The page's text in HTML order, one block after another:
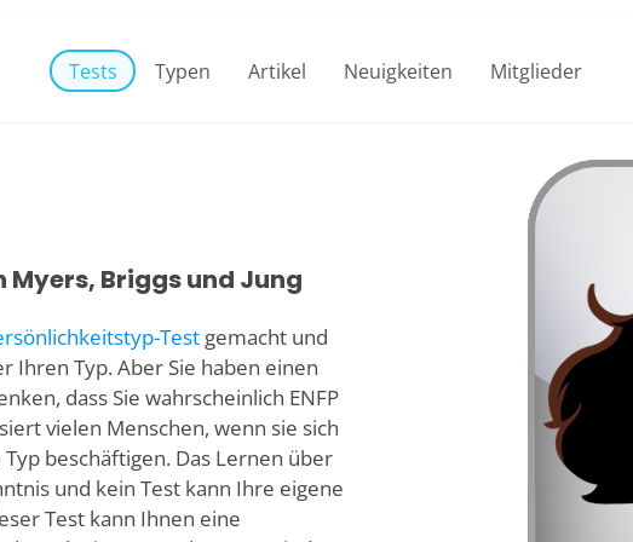
Tests Typen Artikel Neuigkeiten Mitglieder
Briggs und Jung
Test gemacht und
Ihren Typ. Aber Sie haben einen
dass Sie wahrscheinlich ENFP
vielen Menschen, wenn sie sich
beschäftigen. Das Lernen über
und kein Test kann Ihre eigene
Test kann Ihnen eine